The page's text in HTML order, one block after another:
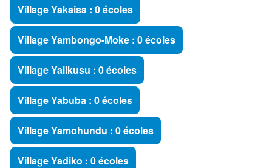
Village Yakaisa : 0 écoles
Village Yambongo-Moke : 0 écoles
Village Yalikusu : 0 écoles
Village Yabuba : 0 écoles
Village Yamohundu : 0 écoles
Village Yadiko : 0 écoles